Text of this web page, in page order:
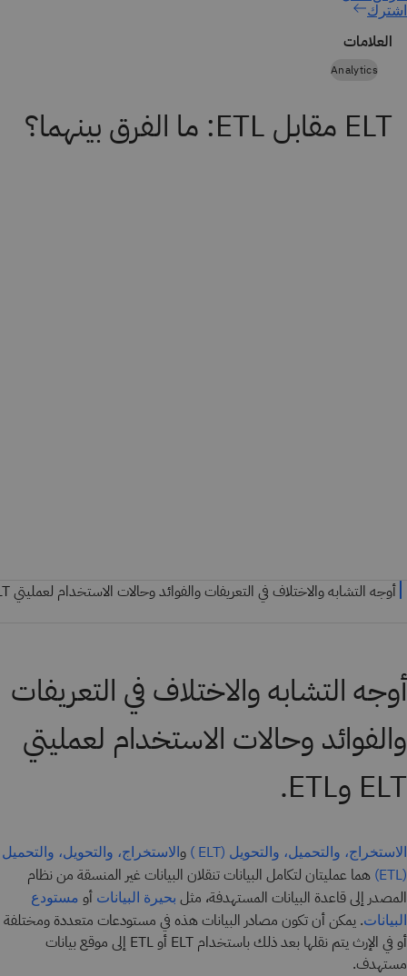
اشترك
العلامات
Analytics
ELT مقابل ETL: ما الفرق بينهما؟
أوجه التشابه والاختلاف في التعريفات
والفوائد وحالات الاستخدام لعمليتي
ELT وETL.
الاستخراج، والتحميل، والتحويل (ELT ) والاستخراج، والتحويل، والتحميل
(ETL)
هما عمليتان لتكامل البيانات تنقلان البيانات غير المنسقة من نظام
المصدر إلى قاعدة البيانات المستهدفة، مثل بحيرة البيانات أو مستودع
البيانات. يمكن أن تكون مصادر البيانات هذه في مستودعات متعددة ومختلفة
أو في الإرث يتم نقلها بعد ذلك باستخدام ELT أو ETL إلى موقع بيانات
مستهدف.